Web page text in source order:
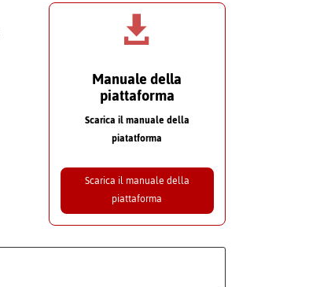

Manuale della
piattaforma
Scarica il manuale della
piatatforma
Scarica il manuale della
piattaforma